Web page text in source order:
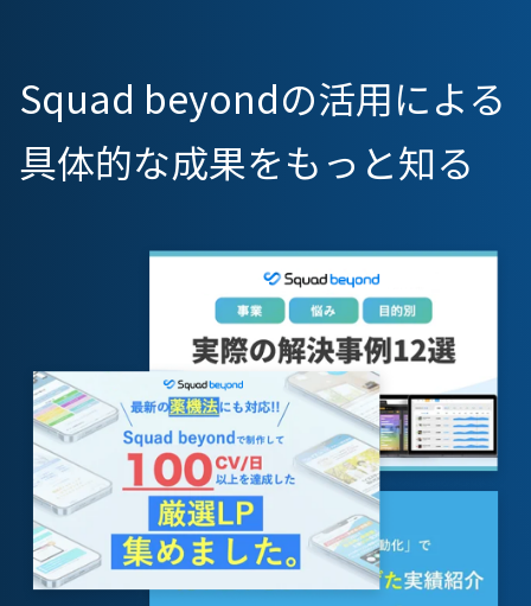
Squad beyondの活用による
具体的な成果をもっと知る